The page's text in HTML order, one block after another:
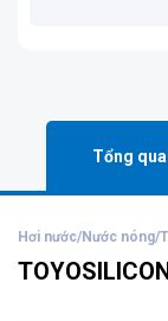
Tổng
Hơi nước/Nước nóng/